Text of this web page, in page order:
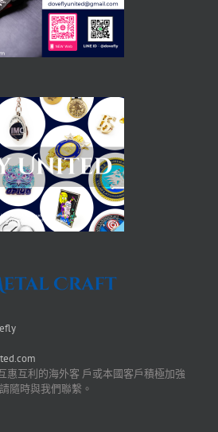
惠互利的海外客 戶或本國客戶積極加強
隨時與我們聯繫。